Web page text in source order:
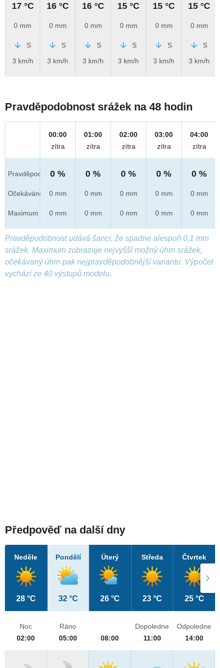
17 °C
0 mm
S
3 km/h
16 °C
0 mm
S
3 km/h
16 °C
0 mm
S
3 km/h
15 °C
0 mm
S
3 km/h
15 °C
0 mm
S
3 km/h
15 °C
0 mm
S
3 km/h
Pravděpodobnost srážek na 48 hodin
Pravděpod.
Očekáváno
Maximum
00:00
zítra
0 %
0 mm
0 mm
01:00
zítra
0 %
0 mm
0 mm
02:00
zítra
0 %
0 mm
0 mm
03:00
zítra
0 %
0 mm
0 mm
04:00
zítra
0 %
0 mm
0 mm
Pravděpodobnost udává šanci, že spadne alespoň 0,1 mm
srážek. Maximum zobrazuje nejvyšší možný úhrn srážek,
očekávaný úhrn pak nejpravděpodobnější variantu. Výpočet
vychází ze 40 výstupů modelu.
Předpověď na další dny
Neděle
28 °C
Pondělí
32 °C
Úterý
26 °C
Středa
23 °C
Čtvrtek
25 °C
Noc
02:00
Ráno
05:00
08:00
Dopoledne
11:00
Odpoledne
14:00